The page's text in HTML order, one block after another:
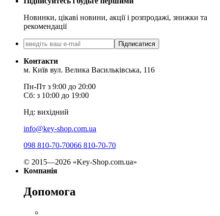
Новинки, цікаві новини, акції і розпродажі, знижки та
рекомендації
Підписатися
Контакти
м. Київ вул. Велика Васильківська, 116
Пн-Пт з 9:00 до 20:00
Сб: з 10:00 до 19:00
Нд: вихідний
info@key-shop.com.ua
098 810-70-70066 810-70-70
© 2015—2026 «Key-Shop.com.ua»
Компанія
Допомога